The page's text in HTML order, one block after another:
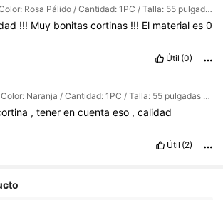
Color: Rosa Pálido / Cantidad: 1PC / Talla: 55 pulgadas de ancho x 79 pulgadas de largo (140 x 200 cm)
!!! Muy bonitascortinas !!! El materiales0
Útil (0)
Color: Naranja / Cantidad: 1PC / Talla: 55 pulgadas de ancho x 63 pulgadas de largo (140 x 160 cm)
, tener en cuenta eso , calidad
Útil (2)